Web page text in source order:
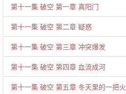
第十一集 破空 第一章 真阳门
第十一集 破空 第二章 疑惑
第十一集 破空 第三章 冲突爆发
第十一集 破空 第四章 血流成河
第十一集 破空 第五章 冬天里的一把火